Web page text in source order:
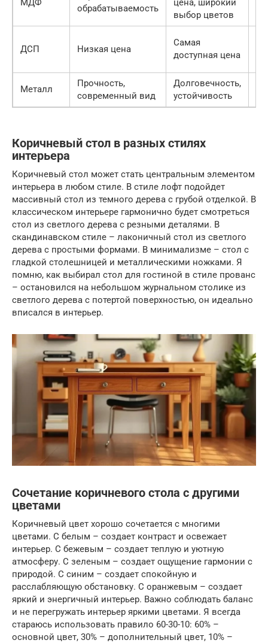
МДФ
обрабатываемость
цена, широкий
выбор цветов
ДСП Низкая цена
Самая
доступная цена
Металл
Прочность,
современный вид
Долговечность,
устойчивость
Коричневый стол в разных стилях
интерьера
Коричневый стол может стать центральным элементом
интерьера в любом стиле. В стиле лофт подойдет
массивный стол из темного дерева с грубой отделкой. В
классическом интерьере гармонично будет смотреться
стол из светлого дерева с резными деталями. В
скандинавском стиле – лаконичный стол из светлого
дерева с простыми формами. В минимализме – стол с
гладкой столешницей и металлическими ножками. Я
помню, как выбирал стол для гостиной в стиле прованс
– остановился на небольшом журнальном столике из
светлого дерева с потертой поверхностью, он идеально
вписался в интерьер.
Сочетание коричневого стола с другими
цветами
Коричневый цвет хорошо сочетается с многими
цветами. С белым – создает контраст и освежает
интерьер. С бежевым – создает теплую и уютную
атмосферу. С зеленым – создает ощущение гармонии с
природой. С синим – создает спокойную и
расслабляющую обстановку. С оранжевым – создает
яркий и энергичный интерьер. Важно соблюдать баланс
и не перегружать интерьер яркими цветами. Я всегда
стараюсь использовать правило 60-30-10: 60% –
основной цвет, 30% – дополнительный цвет, 10% –